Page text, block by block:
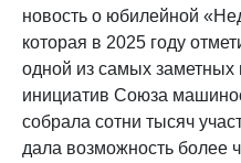
новость о юбилейной
которая в 2025 году
одной из самых
инициатив Союза
собрала сотни тысяч
дала возможность более